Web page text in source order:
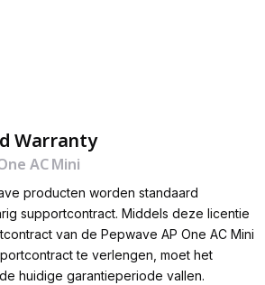
Warranty
AC Mini
producten worden standaard
supportcontract. Middels deze licentie
van de Pepwave AP One AC Mini
te verlengen, moet het
huidige garantieperiode vallen.